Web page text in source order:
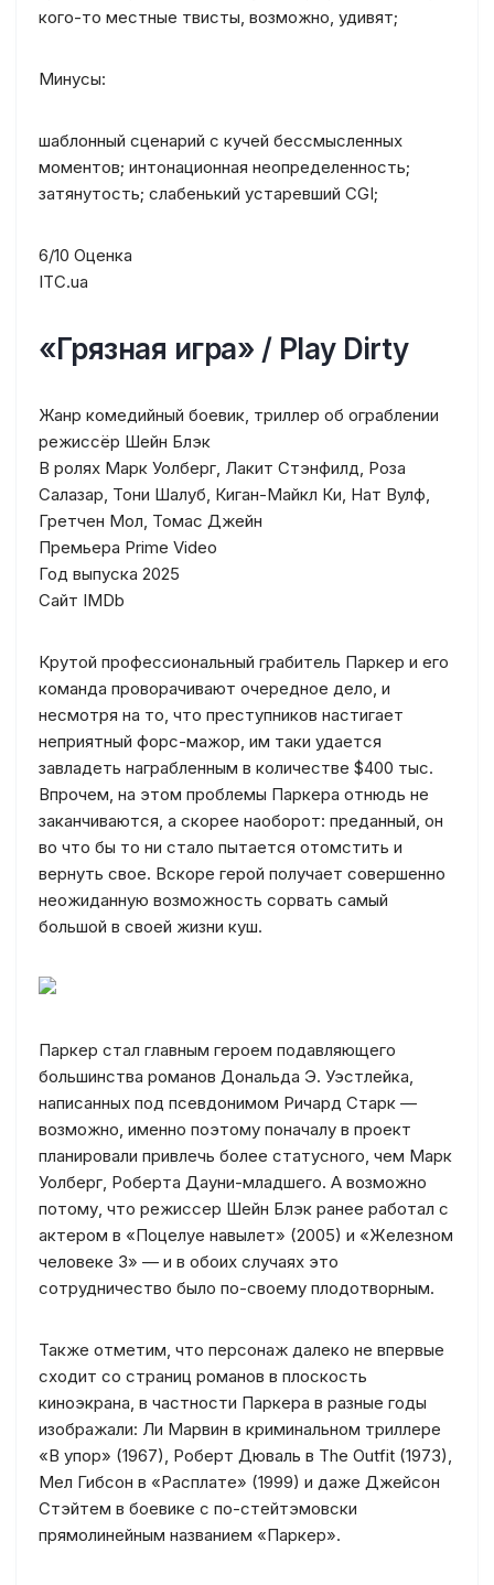
кого-то местные твисты, возможно, удивят;
Минусы:
шаблонный сценарий с кучей бессмысленных
моментов; интонационная неопределенность;
затянутость; слабенький устаревший CGI;
6/10 Оценка
ITC.ua
«Грязная игра» / Play Dirty
Жанр комедийный боевик, триллер об ограблении
режиссёр Шейн Блэк
В ролях Марк Уолберг, Лакит Стэнфилд, Роза
Салазар, Тони Шалуб, Киган-Майкл Ки, Нат Вулф,
Гретчен Мол, Томас Джейн
Премьера Prime Video
Год выпуска 2025
Сайт IMDb
Крутой профессиональный грабитель Паркер и его
команда проворачивают очередное дело, и
несмотря на то, что преступников настигает
неприятный форс-мажор, им таки удается
завладеть награбленным в количестве $400 тыс.
Впрочем, на этом проблемы Паркера отнюдь не
заканчиваются, а скорее наоборот: преданный, он
во что бы то ни стало пытается отомстить и
вернуть свое. Вскоре герой получает совершенно
неожиданную возможность сорвать самый
большой в своей жизни куш.
Паркер стал главным героем подавляющего
большинства романов Дональда Э. Уэстлейка,
написанных под псевдонимом Ричард Старк —
возможно, именно поэтому поначалу в проект
планировали привлечь более статусного, чем Марк
Уолберг, Роберта Дауни-младшего. А возможно
потому, что режиссер Шейн Блэк ранее работал с
актером в «Поцелуе навылет» (2005) и «Железном
человеке 3» — и в обоих случаях это
сотрудничество было по-своему плодотворным.
Также отметим, что персонаж далеко не впервые
сходит со страниц романов в плоскость
киноэкрана, в частности Паркера в разные годы
изображали: Ли Марвин в криминальном триллере
«В упор» (1967), Роберт Дюваль в The Outfit (1973),
Мел Гибсон в «Расплате» (1999) и даже Джейсон
Стэйтем в боевике с по-стейтэмовски
прямолинейным названием «Паркер».